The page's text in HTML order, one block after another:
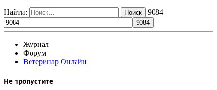
Найти: 9084
Журнал
Форум
Ветеринар Онлайн
Не пропустите